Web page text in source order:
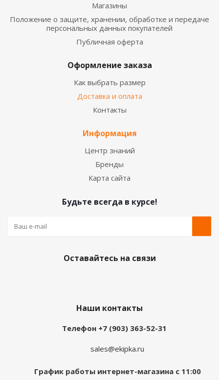
Магазины
Положение о защите, хранении, обработке и передаче
персональных данных покупателей
Публичная оферта
Оформление заказа
Как выбрать размер
Доставка и оплата
Контакты
Информация
Центр знаний
Бренды
Карта сайта
Будьте всегда в курсе!
Оставайтесь на связи
Наши контакты
Телефон +7 (903) 363-52-31
sales@ekipka.ru
График работы интернет-магазина с 11:00